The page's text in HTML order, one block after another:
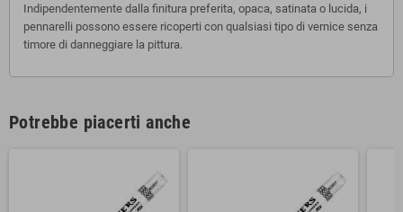
Indipendentemente dalla finitura preferita, opaca, satinata o lucida, i
pennarelli possono essere ricoperti con qualsiasi tipo di vernice senza
timore di danneggiare la pittura.
Potrebbe piacerti anche